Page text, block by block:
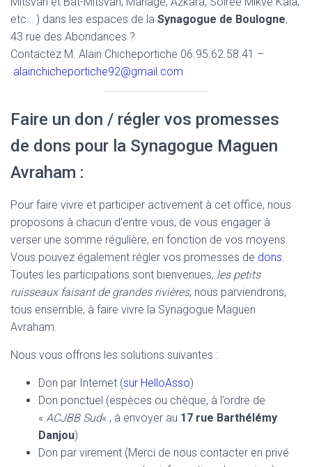
etc… ) dans les espaces de la Synagogue de Boulogne,
43 rue des Abondances ?
Contactez M. Alain Chicheportiche 06.95.62.58.41 –
alainchicheportiche92@gmail.com
Faire un don / régler vos promesses
de dons pour la Synagogue Maguen
Avraham :
Pour faire vivre et participer activement à cet office, nous
proposons à chacun d’entre vous, de vous engager à
verser une somme régulière, en fonction de vos moyens.
Vous pouvez également régler vos promesses de dons.
Toutes les participations sont bienvenues, les petits
ruisseaux faisant de grandes rivières, nous parviendrons,
tous ensemble, à faire vivre la Synagogue Maguen
Avraham.
Nous vous offrons les solutions suivantes :
Don par Internet (sur HelloAsso)
Don ponctuel (espèces ou chèque, à l’ordre de
« ACJBB Sud« , à envoyer au 17 rue Barthélémy
Danjou)
Don par virement (Merci de nous contacter en privé